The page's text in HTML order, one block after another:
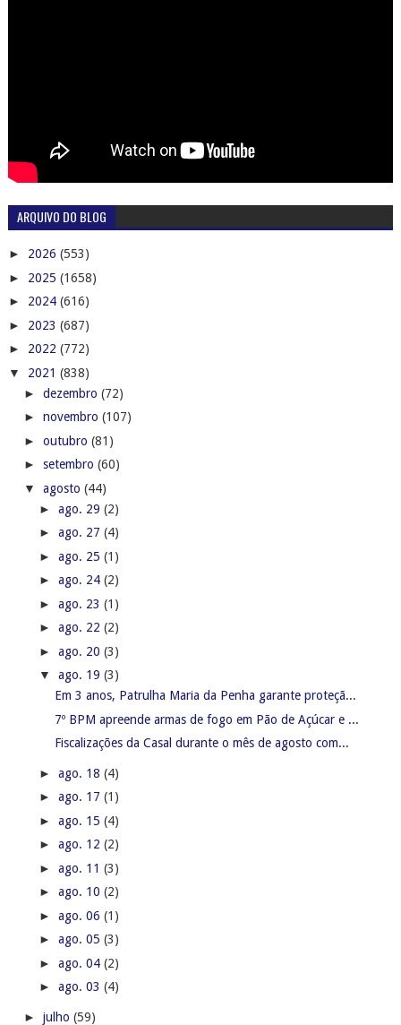
ARQUIVO DO BLOG
► 2026 (553)
► 2025 (1658)
► 2024 (616)
► 2023 (687)
► 2022 (772)
▼ 2021 (838)
► dezembro (72)
► novembro (107)
► outubro (81)
► setembro (60)
▼ agosto (44)
► ago. 29 (2)
► ago. 27 (4)
► ago. 25 (1)
► ago. 24 (2)
► ago. 23 (1)
► ago. 22 (2)
► ago. 20 (3)
▼ ago. 19 (3)
Em 3 anos, Patrulha Maria da Penha garante proteçã...
7º BPM apreende armas de fogo em Pão de Açúcar e ...
Fiscalizações da Casal durante o mês de agosto com...
► ago. 18 (4)
► ago. 17 (1)
► ago. 15 (4)
► ago. 12 (2)
► ago. 11 (3)
► ago. 10 (2)
► ago. 06 (1)
► ago. 05 (3)
► ago. 04 (2)
► ago. 03 (4)
► julho (59)